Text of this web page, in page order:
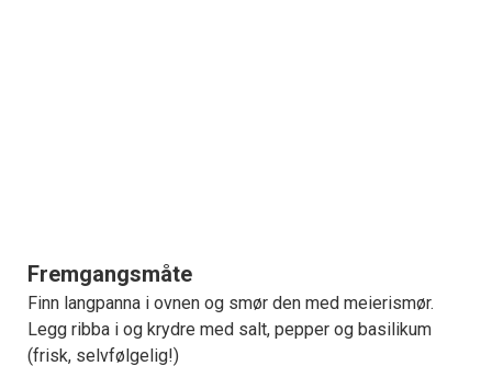
Fremgangsmåte
Finn langpanna i ovnen og smør den med meierismør.
Legg ribba i og krydre med salt, pepper og basilikum
(frisk, selvfølgelig!)